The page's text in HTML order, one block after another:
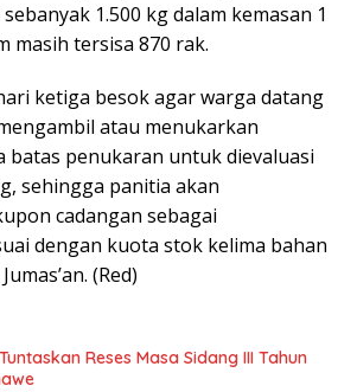
1.500 kg dalam kemasan 1
masih tersisa 870 rak.
ketiga besok agar warga datang
atau menukarkan
batas penukaran untuk dievaluasi
sehingga panitia akan
cadangan sebagai
dengan kuota stok kelima bahan
(Red)
Reses Masa Sidang III Tahun